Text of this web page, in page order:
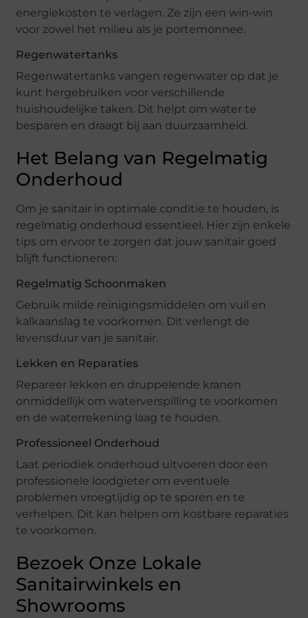
energiekosten te verlagen. Ze zijn een win-win
voor zowel het milieu als je portemonnee.
Regenwatertanks
Regenwatertanks vangen regenwater op dat je
kunt hergebruiken voor verschillende
huishoudelijke taken. Dit helpt om water te
besparen en draagt bij aan duurzaamheid.
Het Belang van Regelmatig
Onderhoud
Om je sanitair in optimale conditie te houden, is
regelmatig onderhoud essentieel. Hier zijn enkele
tips om ervoor te zorgen dat jouw sanitair goed
blijft functioneren:
Regelmatig Schoonmaken
Gebruik milde reinigingsmiddelen om vuil en
kalkaanslag te voorkomen. Dit verlengt de
levensduur van je sanitair.
Lekken en Reparaties
Repareer lekken en druppelende kranen
onmiddellijk om waterverspilling te voorkomen
en de waterrekening laag te houden.
Professioneel Onderhoud
Laat periodiek onderhoud uitvoeren door een
professionele loodgieter om eventuele
problemen vroegtijdig op te sporen en te
verhelpen. Dit kan helpen om kostbare reparaties
te voorkomen.
Bezoek Onze Lokale
Sanitairwinkels en
Showrooms